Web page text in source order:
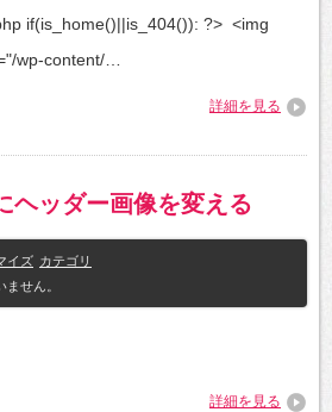
if(is_home()||is_404()): ?> <img
wp-content/…
詳細を見る
ヘッダー画像を変える
イズ カテゴリ
せん。
詳細を見る